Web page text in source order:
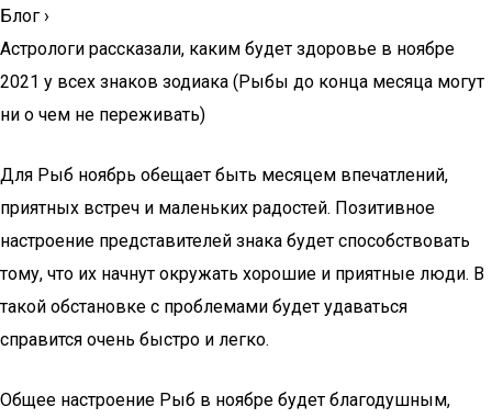
Блог ›
Астрологи рассказали, каким будет здоровье в ноябре
2021 у всех знаков зодиака (Рыбы до конца месяца могут
ни о чем не переживать)
Для Рыб ноябрь обещает быть месяцем впечатлений,
приятных встреч и маленьких радостей. Позитивное
настроение представителей знака будет способствовать
тому, что их начнут окружать хорошие и приятные люди. В
такой обстановке с проблемами будет удаваться
справится очень быстро и легко.
Общее настроение Рыб в ноябре будет благодушным,